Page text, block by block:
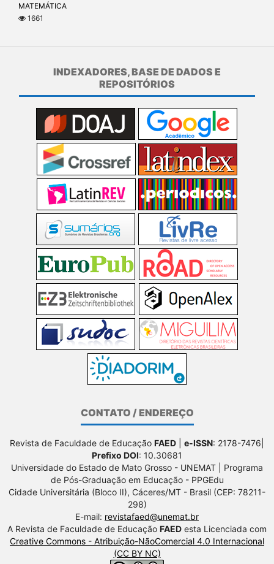
MATEMÁTICA
1661
INDEXADORES, BASE DE DADOS E
REPOSITÓRIOS
CONTATO / ENDEREÇO
Revista de Faculdade de Educação FAED e-ISSN: 2178-7476|
Prefixo DOI: 10.30681
Universidade do Estado de Mato Grosso - UNEMAT | Programa
de Pós-Graduação em Educação - PPGEdu
Cidade Universitária (Bloco II), Cáceres/MT - Brasil (CEP: 78211-
298)
E-mail: revistafaed@unemat.br
A Revista de Faculdade de Educação FAED esta Licenciada com
Creative Commons - Atribuição-NãoComercial 4.0 Internacional
(CC BY NC)